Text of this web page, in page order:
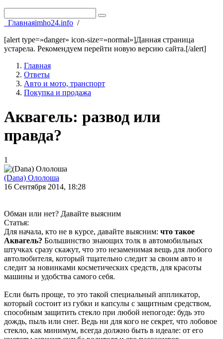
Главнаяimho24.info /
[alert type=»danger» icon-size=»normal»]Данная страница
устарела. Рекомендуем перейти новую версию сайта.[/alert]
Главная
Ответы
Авто и мото, транспорт
Покупка и продажа
Аквагель: развод или
правда?
1
(Dana) Ололоша
16 Сентября 2014, 18:28
Обман или нет? Давайте выясним
Статья:
Для начала, кто не в курсе, давайте выясним: что такое
Аквагель? Большинство знающих толк в автомобильных
штучках сразу скажут, что это незаменимая вещь для любого
автолюбителя, который тщательно следит за своим авто и
следит за новинками косметических средств, для красоты
машины и удобства самого себя.
Если быть проще, то это такой специальный аппликатор,
который состоит из губки и капсулы с защитным средством,
способным защитить стекло при любой непогоде: будь это
дождь, пыль или снег. Ведь ни для кого не секрет, что лобовое
стекло, как минимум, всегда должно быть в идеале: от его